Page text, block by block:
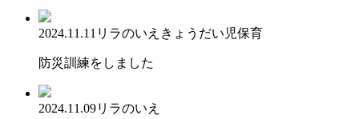
2024.11.11 リラのいえ きょうだい児保育
防災訓練をしました
2024.11.09リラのいえ